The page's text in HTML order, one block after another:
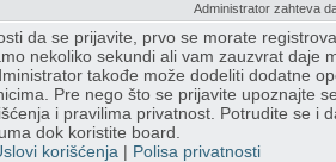
Administrator zahteva
da se prijavite, prvo se morate
nekoliko sekundi ali vam zauzvrat daje
takođe može dodeliti dodatne
Pre nego što se prijavite upoznajte
i pravilima privatnost. Potrudite se i
dok koristite board.
korišćenja | Polisa privatnosti